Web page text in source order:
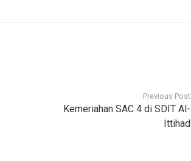
Previous Post
Kemeriahan SAC 4 di SDIT Al-
Ittihad